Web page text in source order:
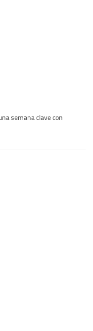
semana clave con